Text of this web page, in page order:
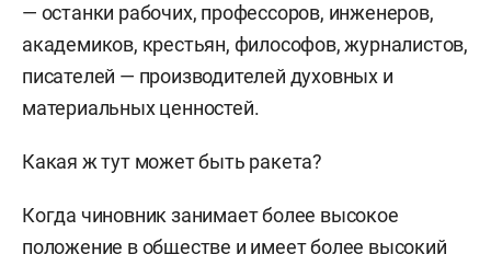
— останки рабочих, профессоров, инженеров,
академиков, крестьян, философов, журналистов,
писателей — производителей духовных и
материальных ценностей.
Какая ж тут может быть ракета?
Когда чиновник занимает более высокое
положение в обществе и имеет более высокий